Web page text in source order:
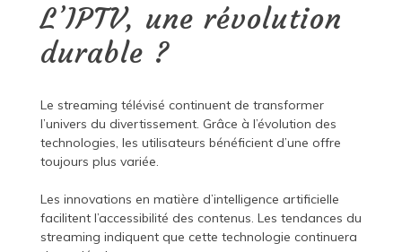
L’IPTV, une révolution
durable ?
Le streaming télévisé continuent de transformer
l’univers du divertissement. Grâce à l’évolution des
technologies, les utilisateurs bénéficient d’une offre
toujours plus variée.
Les innovations en matière d’intelligence artificielle
facilitent l’accessibilité des contenus. Les tendances du
streaming indiquent que cette technologie continuera